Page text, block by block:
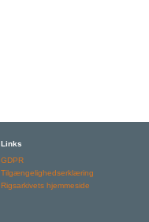
Links
GDPR
Tilgængelighedserklæring
Rigsarkivets hjemmeside